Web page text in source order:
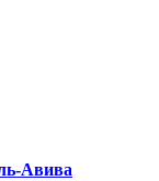
Авива